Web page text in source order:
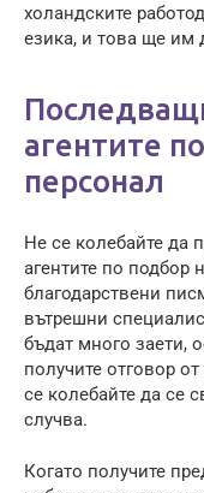
холандските
езика, и това ще им
агентите
персонал
Не се колебайте да
агентите по подбор
благодарствени
вътрешни
бъдат много заети,
получите отговор
се колебайте да се
случва.
Когато получите